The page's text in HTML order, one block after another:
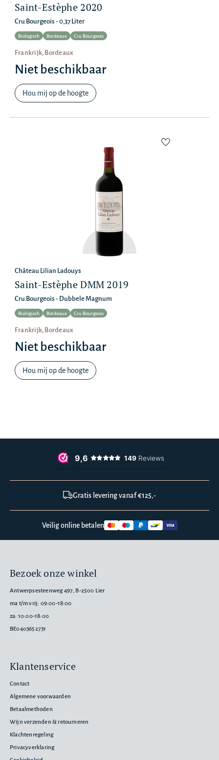
Saint-Estèphe 2020
Cru Bourgeois - 0,37 Liter
Biologisch Bordeaux Cru Bourgeois
Frankrijk, Bordeaux
Niet beschikbaar
Hou mij op de hoogte
Château Lilian Ladouys
Saint-Estèphe DMM 2019
Cru Bourgeois - Dubbele Magnum
Biologisch Bordeaux Cru Bourgeois
Frankrijk, Bordeaux
Niet beschikbaar
Hou mij op de hoogte
Gratis levering vanaf €125,-
Veilig online betalen
Bezoek onze winkel
Antwerpsesteenweg 497, B-2500 Lier
ma t/m vrij: 09:00-18:00
za: 10:00-18:00
BE0403652731
Klantenservice
Contact
Algemene voorwaarden
Betaalmethoden
Wijn verzenden & retourneren
Klachtenregeling
Privacyverklaring